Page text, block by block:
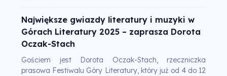
Największe gwiazdy literatury i muzyki w
Górach Literatury 2025 – zaprasza Dorota
Oczak-Stach
Gościem jest Dorota Oczak-Stach, rzeczniczka
prasowa Festiwalu Góry Literatury, który już od 4 do 12